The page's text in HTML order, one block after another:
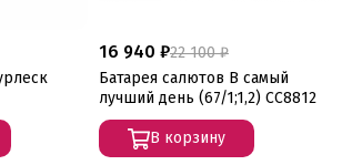
16 940 ₽22 100 ₽
Батарея салютов В самый
лучший день (67/1;1,2) СС8812
В корзину